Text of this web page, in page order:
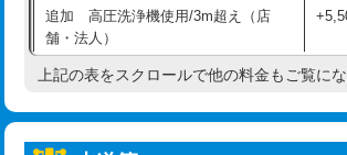
給水管工事※（塩ビ管（VP・HI）使
用/3ｍまで)
給水管工事※（塩ビ管（VP・HI）使
追加 高圧洗浄機使用/3m超え（店
舗・法人）
高度高圧洗浄換 現
上記の表をスクロールで他の料金もご覧にな